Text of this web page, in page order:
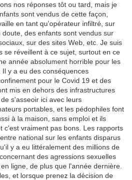
nos réponses tôt ou tard, mais je
sont vendus de cette façon,
en tant qu'opérateur infiltré, sur
des enfants sont vendus sur
sur des sites Web, etc. Je suis
se réveillent à ce sujet, surtout en ce
année absolument horrible pour les
y a eu des conséquences
pour le Covid 19 et des
mis en dehors des infrastructures
s'asseoir ici avec leurs
portables, et les pédophiles font
à la maison, sans emploi et ils
c'est vraiment pas bons. Les rapports
national sur les enfants disparus
y a eu littéralement des millions de
des agressions sexuelles
ligne, de plus que l'année dernière.
et lorsque prenez la décision de